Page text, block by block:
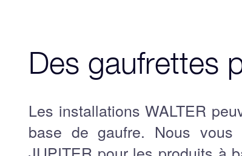
Des gaufrettes
Les installations WALTER
base de gaufre. Nous